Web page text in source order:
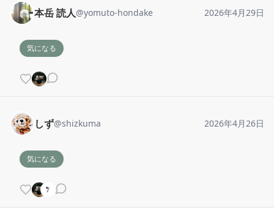
本岳 読人@yomuto-hondake 2026年4月29日
気になる
しず@shizkuma 2026年4月26日
気になる